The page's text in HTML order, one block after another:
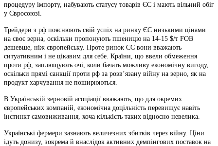
процедуру імпорту, набувають статусу товарів ЄС і мають вільний обіг
у Євросоюзі.
Трейдери з рф пояснюють свій успіх на ринку ЄС низькими цінами
на своє зерна, оскільки пропонують пшеницю на 14-15 $/т FOB
дешевше, ніж європейську. Проте ринок ЄС вони вважають
ситуативним і не цікавим для себе. Країни, що ввели обмеження
проти рф, заплющують очі, коли бачать можливу економічну вигоду,
оскільки прямі санкції проти рф за розв’язану війну на зерно, як на
продукт харчування не поширюються.
В Українській зерновій асоціації вважають, що для окремих
європейських компаній, економічна доцільність перевищує навіть
інстинкт самовиживання, хоча кількість таких відносно невелика.
Українські фермери зазнають величезних збитків через війну. Ціни
ідуть донизу, зокрема й внаслідок активних демпінгових поставок на